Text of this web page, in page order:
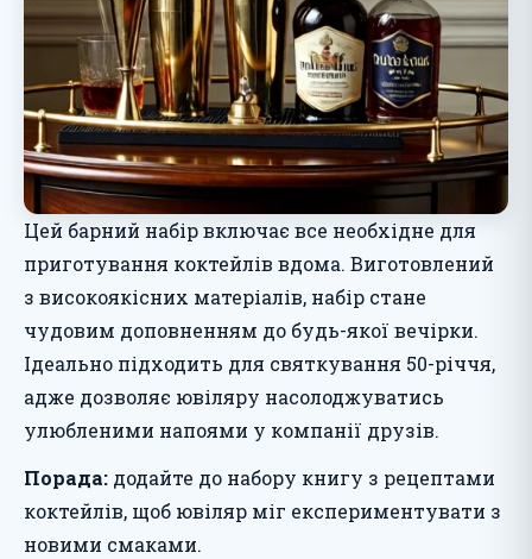
Цей барний набір включає все необхідне для
приготування коктейлів вдома. Виготовлений
з високоякісних матеріалів, набір стане
чудовим доповненням до будь-якої вечірки.
Ідеально підходить для святкування 50-річчя,
адже дозволяє ювіляру насолоджуватись
улюбленими напоями у компанії друзів.
Порада: додайте до набору книгу з рецептами
коктейлів, щоб ювіляр міг експериментувати з
новими смаками.